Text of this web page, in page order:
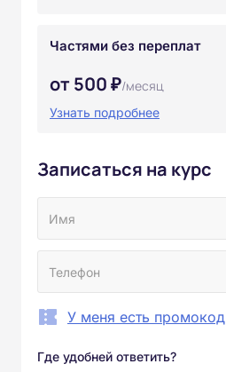
Частями без переплат
от 500 ₽/месяц
Узнать подробнее
Записаться на курс
У меня есть промокод
Где удобней ответить?